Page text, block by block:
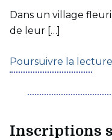
Dans un village
de leur […]
Poursuivre la lecture
Inscriptions